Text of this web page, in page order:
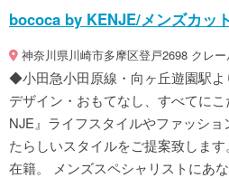
bococa by KENJE/メンズカッ
神奈川県川崎市多摩区登戸2698 クレ
◆小田急小田原線・向ヶ丘遊園駅
デザイン・おもてなし、すべてに
NJE』ライフスタイルやファッシ
たらしいスタイルをご提案致しま
在籍。 メンズスペシャリストにあ